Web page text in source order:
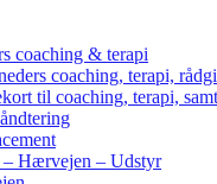
coaching & terapi
coaching, terapi,
til coaching, terapi,
– Hærvejen – Udstyr